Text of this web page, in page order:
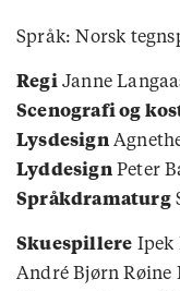
Språk: Norsk
Regi Janne
Scenografi og
Lysdesign
LyddesignPeter
Språkdramaturg
Skuespillere Ipek
André Bjørn Røine